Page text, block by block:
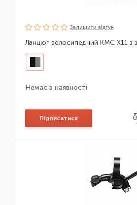
Залишити вiдгук
Немає в наявності
Підписатися